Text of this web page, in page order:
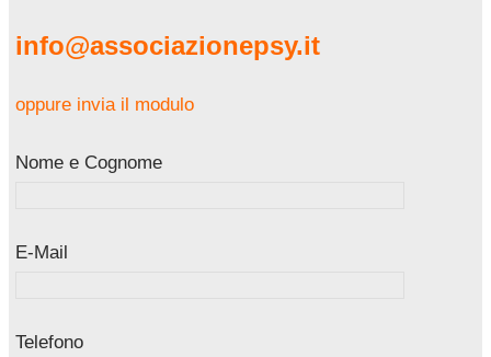
info@associazionepsy.it
oppure invia il modulo
Nome e Cognome
E-Mail
Telefono